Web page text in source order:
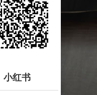
小红书